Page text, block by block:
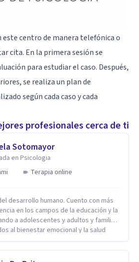
este centro de manera telefónica o
cita. En la primera sesión se
para estudiar el caso. Después,
se realiza un plan de
según cada caso y cada
profesionales cerca de ti
Sotomayor
en Psicologia
Terapia online
desarrollo humano. Cuento con más
en los campos de la educación y la
a adolescentes y adultos y familias
al bienestar emocional y la salud
esto es posible cuando